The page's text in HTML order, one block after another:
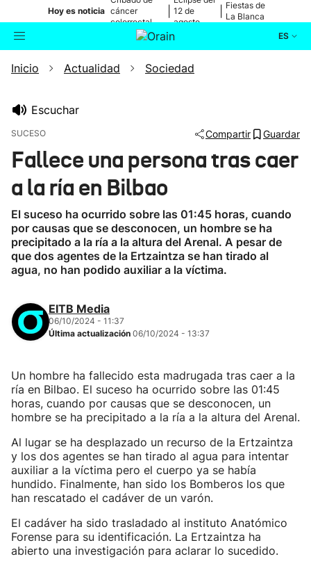
Hoy es noticia cáncer
colorrectal
12 de
agosto
Fiestas de
La Blanca
ES
Buscador Actualidad
Ikusmiran
Eguraldia
Inicio Actualidad Sociedad
Escuchar
SUCESO Compartir Guardar
Fallece una persona tras caer
a la ría en Bilbao
El suceso ha ocurrido sobre las 01:45 horas, cuando
por causas que se desconocen, un hombre se ha
precipitado a la ría a la altura del Arenal. A pesar de
que dos agentes de la Ertzaintza se han tirado al
agua, no han podido auxiliar a la víctima.
EITB Media
06/10/2024 - 11:37
Última actualización 06/10/2024 - 13:37
Un hombre ha fallecido esta madrugada tras caer a la
ría en Bilbao. El suceso ha ocurrido sobre las 01:45
horas, cuando por causas que se desconocen, un
hombre se ha precipitado a la ría a la altura del Arenal.
Al lugar se ha desplazado un recurso de la Ertzaintza
y los dos agentes se han tirado al agua para intentar
auxiliar a la víctima pero el cuerpo ya se había
hundido. Finalmente, han sido los Bomberos los que
han rescatado el cadáver de un varón.
El cadáver ha sido trasladado al instituto Anatómico
Forense para su identificación. La Ertzaintza ha
abierto una investigación para aclarar lo sucedido.